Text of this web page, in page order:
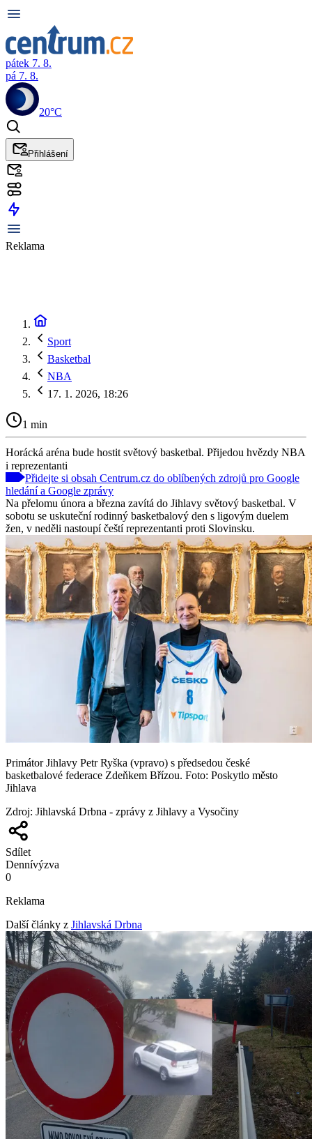
pátek 7. 8.
pá 7. 8.
20°C
Přihlášení
Reklama
Sport
Basketbal
NBA
17. 1. 2026, 18:26
1 min
Horácká aréna bude hostit světový basketbal. Přijedou hvězdy NBA
i reprezentanti
Přidejte si obsah Centrum.cz do oblíbených zdrojů pro Google
hledání a Google zprávy
Na přelomu února a března zavítá do Jihlavy světový basketbal. V
sobotu se uskuteční rodinný basketbalový den s ligovým duelem
žen, v neděli nastoupí čeští reprezentanti proti Slovinsku.
Primátor Jihlavy Petr Ryška (vpravo) s předsedou české
basketbalové federace Zdeňkem Břízou. Foto: Poskytlo město
Jihlava
Zdroj: Jihlavská Drbna - zprávy z Jihlavy a Vysočiny
Sdílet
Dennívýzva
0
Reklama
Další články z Jihlavská Drbna